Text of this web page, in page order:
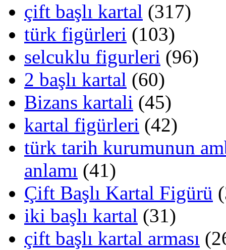
çift başlı kartal (317)
türk figürleri (103)
selcuklu figurleri (96)
2 başlı kartal (60)
Bizans kartali (45)
kartal figürleri (42)
türk tarih kurumunun
anlamı (41)
Çift Başlı Kartal Figürü
iki başlı kartal (31)
çift başlı kartal arması